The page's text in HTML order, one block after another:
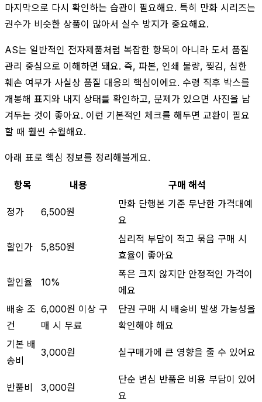
마지막으로 다시 확인하는 습관이 필요해요. 특히 만화 시리즈는
권수가 비슷한 상품이 많아서 실수 방지가 중요해요.
AS는 일반적인 전자제품처럼 복잡한 항목이 아니라 도서 품질
관리 중심으로 이해하면 돼요. 즉, 파본, 인쇄 불량, 찢김, 심한
훼손 여부가 사실상 품질 대응의 핵심이에요. 수령 직후 박스를
개봉해 표지와 내지 상태를 확인하고, 문제가 있으면 사진을 남
겨두는 것이 좋아요. 이런 기본적인 체크를 해두면 교환이 필요
할 때 훨씬 수월해요.
아래 표로 핵심 정보를 정리해볼게요.
항목 내용 구매 해석
정가 6,500원
만화 단행본 기준 무난한 가격대예
요
할인가 5,850원
심리적 부담이 적고 묶음 구매 시
효율이 좋아요
할인율 10%
폭은 크지 않지만 안정적인 가격이
에요
배송 조
건
6,000원 이상 구
매 시 무료
단권 구매 시 배송비 발생 가능성을
확인해야 해요
기본 배
송비
3,000원 실구매가에 큰 영향을 줄 수 있어요
반품비 3,000원
단순 변심 반품은 비용 부담이 있어
요